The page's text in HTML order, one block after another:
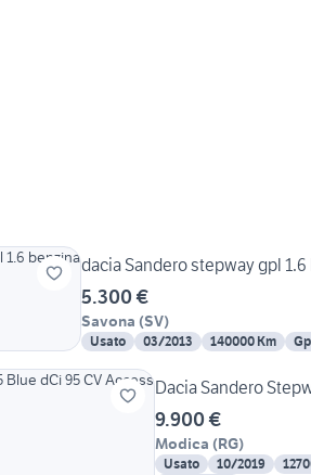
dacia Sandero stepway gpl
5.300 €
Savona (SV)
Usato 03/2013 140000 Km
Dacia Sandero
9.900 €
Modica (RG)
Usato 10/2019